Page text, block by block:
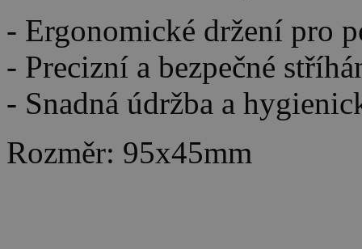
- Ergonomické držení pro
- Precizní a bezpečné
- Snadná údržba a
Rozměr: 95x45mm